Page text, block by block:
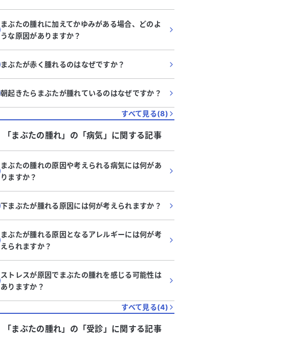
まぶたの腫れに加えてかゆみがある場合、どのよ
うな原因がありますか？
まぶたが赤く腫れるのはなぜですか？
朝起きたらまぶたが腫れているのはなぜですか？
すべて見る(8)
「まぶたの腫れ」 の「病気 」に関する記事
まぶたの腫れの原因や考えられる病気には何があ
りますか？
下まぶたが腫れる原因には何が考えられますか？
まぶたが腫れる原因となるアレルギーには何が考
えられますか？
ストレスが原因でまぶたの腫れを感じる可能性は
ありますか？
すべて見る(4)
「まぶたの腫れ」 の「受診 」に関する記事